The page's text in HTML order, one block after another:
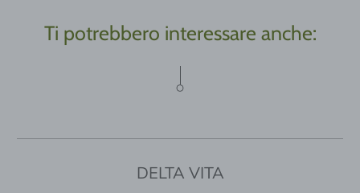
Ti potrebbero interessare anche:
DELTA VITA